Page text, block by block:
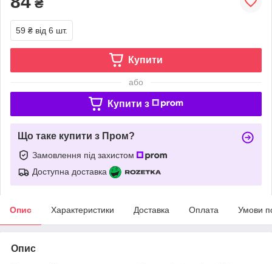
₴
59 ₴ від 6 шт.
Купити
або
Купити з
Що таке купити з Пром?
Замовлення під захистом
Доступна доставка
Опис Характеристики Доставка Оплата Умови
Опис